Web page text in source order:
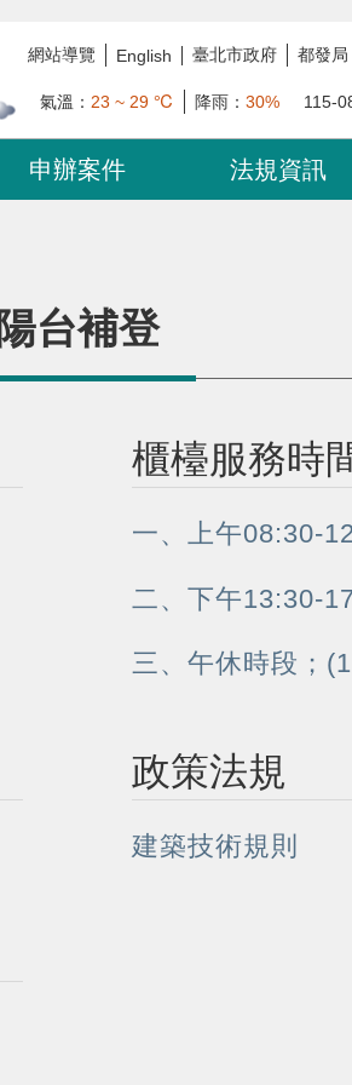
網站導覽 English 臺北市政府 都發局
氣溫： 23 ~ 29 ℃ 降雨： 30% 115-
申辦案件 法規資訊
陽台補登
櫃檯服務時
一、上午08:30-
二、下午13:30-
三、午休時段；
政策法規
建築技術規則